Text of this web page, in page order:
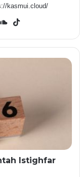
kasmui.cloud/
SoundCloud
Istighfar